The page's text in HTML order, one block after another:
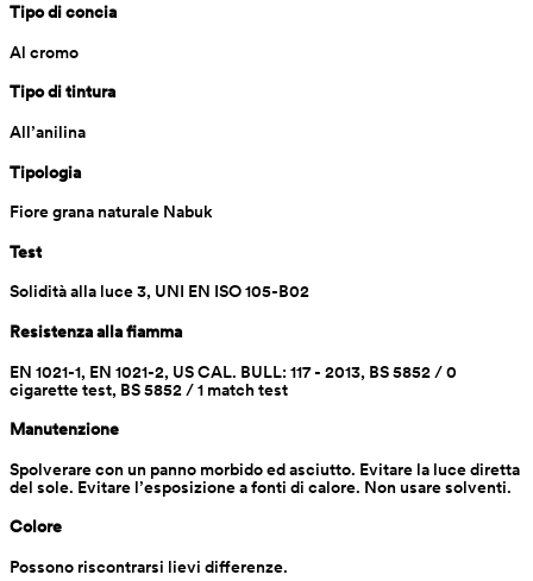
Tipo di concia
Al cromo
Tipo di tintura
All’anilina
Tipologia
Fiore grana naturale Nabuk
Test
Solidità alla luce 3, UNI EN ISO 105-B02
Resistenza alla fiamma
EN 1021-1, EN 1021-2, US CAL. BULL: 117 - 2013, BS 5852 / 0
cigarette test, BS 5852 / 1 match test
Manutenzione
Spolverare con un panno morbido ed asciutto. Evitare la luce diretta
del sole. Evitare l’esposizione a fonti di calore. Non usare solventi.
Colore
Possono riscontrarsi lievi differenze.